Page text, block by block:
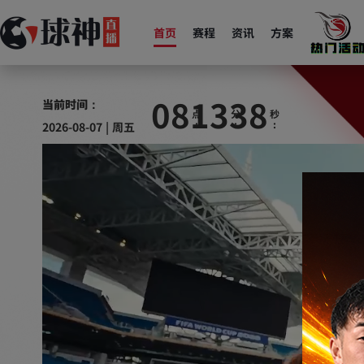
首页 赛程 资讯 方案
当前时间：
2026-08-07 | 周五
081339